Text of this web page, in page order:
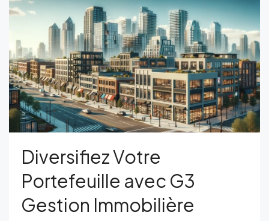
Diversifiez Votre
Portefeuille avec G3
Gestion Immobilière